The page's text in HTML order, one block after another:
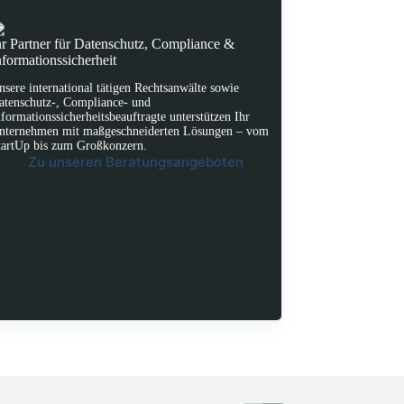
Partner für Datenschutz, Compliance &
international tätigen Rechtsanwälte sowie
, Compliance- und
unterstützen Ihr
mit maßgeschneiderten Lösungen – vom
bis zum Großkonzern.
Zu unseren Beratungsangeboten